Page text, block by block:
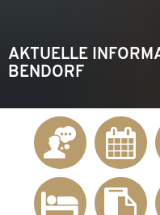
AKTUELLE
BENDORF